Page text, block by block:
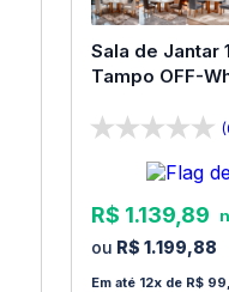
Sala de Jantar
Tampo OFF-
R$ 1.139, 89
R$ 1.199,88
12 R$ 99